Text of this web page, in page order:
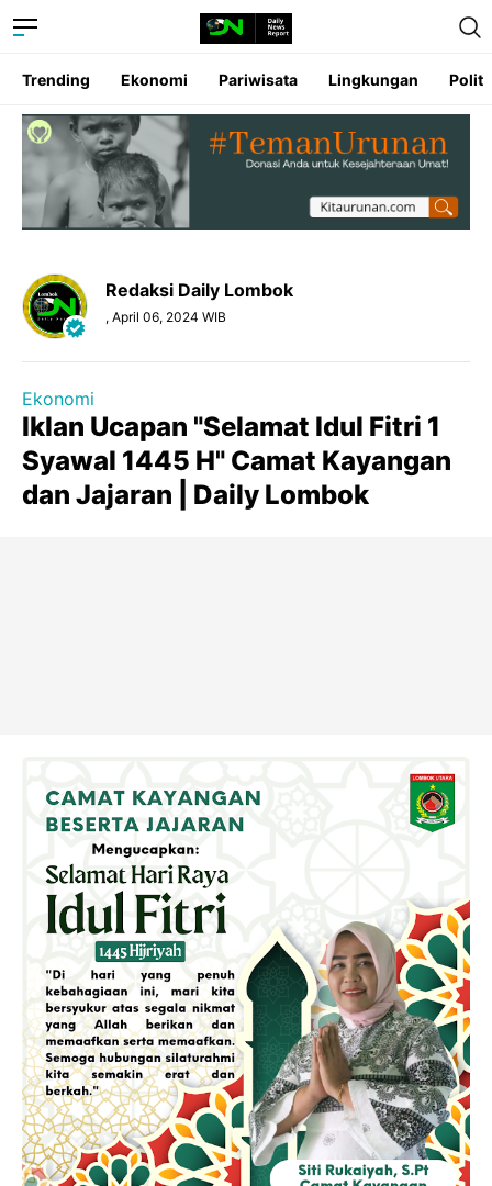
Trending Ekonomi Pariwisata Lingkungan
Redaksi Daily Lombok
, April 06, 2024 WIB
Ekonomi
Iklan Ucapan "Selamat Idul Fitri 1
Syawal 1445 H" Camat Kayangan
dan Jajaran | Daily Lombok